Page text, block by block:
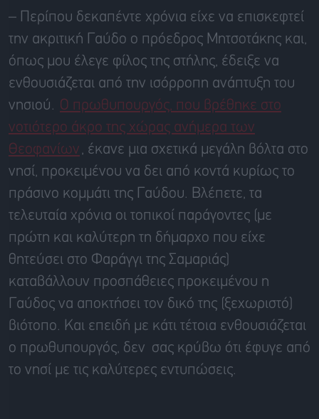
– Περίπου δεκαπέντε χρόνια είχε να επισκεφτεί
την ακριτική Γαύδο ο πρόεδρος Μητσοτάκης και,
όπως μου έλεγε φίλος της στήλης, έδειξε να
ενθουσιάζεται από την ισόρροπη ανάπτυξη του
νησιού.
Ο πρωθυπουργός, που βρέθηκε στο
νοτιότερο άκρο της χώρας ανήμερα των
Θεοφανίων
, έκανε μια σχετικά μεγάλη βόλτα στο
νησί, προκειμένου να δει από κοντά κυρίως το
πράσινο κομμάτι της Γαύδου. Βλέπετε, τα
τελευταία χρόνια οι τοπικοί παράγοντες (με
πρώτη και καλύτερη τη δήμαρχο που είχε
θητεύσει στο Φαράγγι της Σαμαριάς)
καταβάλλουν προσπάθειες προκειμένου η
Γαύδος να αποκτήσει τον δικό της (ξεχωριστό)
βιότοπο. Και επειδή με κάτι τέτοια ενθουσιάζεται
ο πρωθυπουργός, δεν σας κρύβω ότι έφυγε από
το νησί με τις καλύτερες εντυπώσεις.